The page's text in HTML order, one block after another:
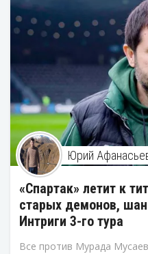
Юрий
«Спартак» летит к
старых демонов,
Интриги 3-го тура
Все против Мурада